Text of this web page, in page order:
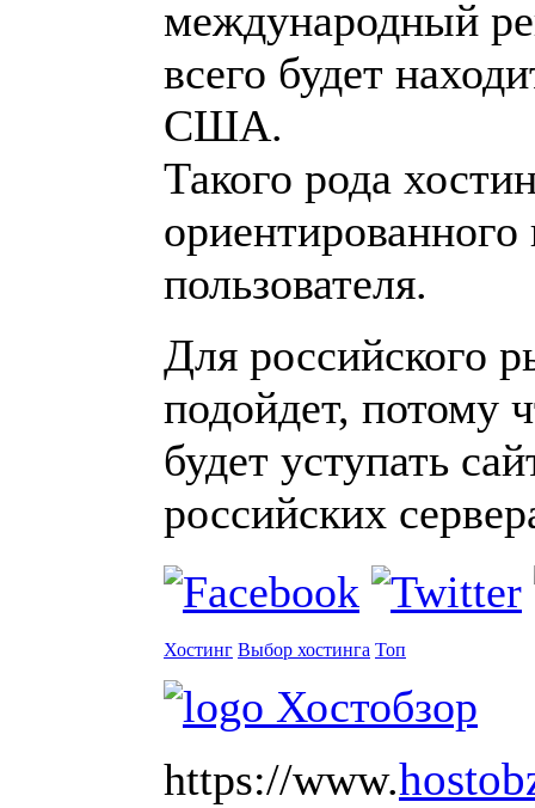
международный
всего будет
США.
Такого рода
ориентированного
пользователя.
Для российского
подойдет, потому
будет уступать
российских
Хостинг Выбор хостинга Топ
https://www.